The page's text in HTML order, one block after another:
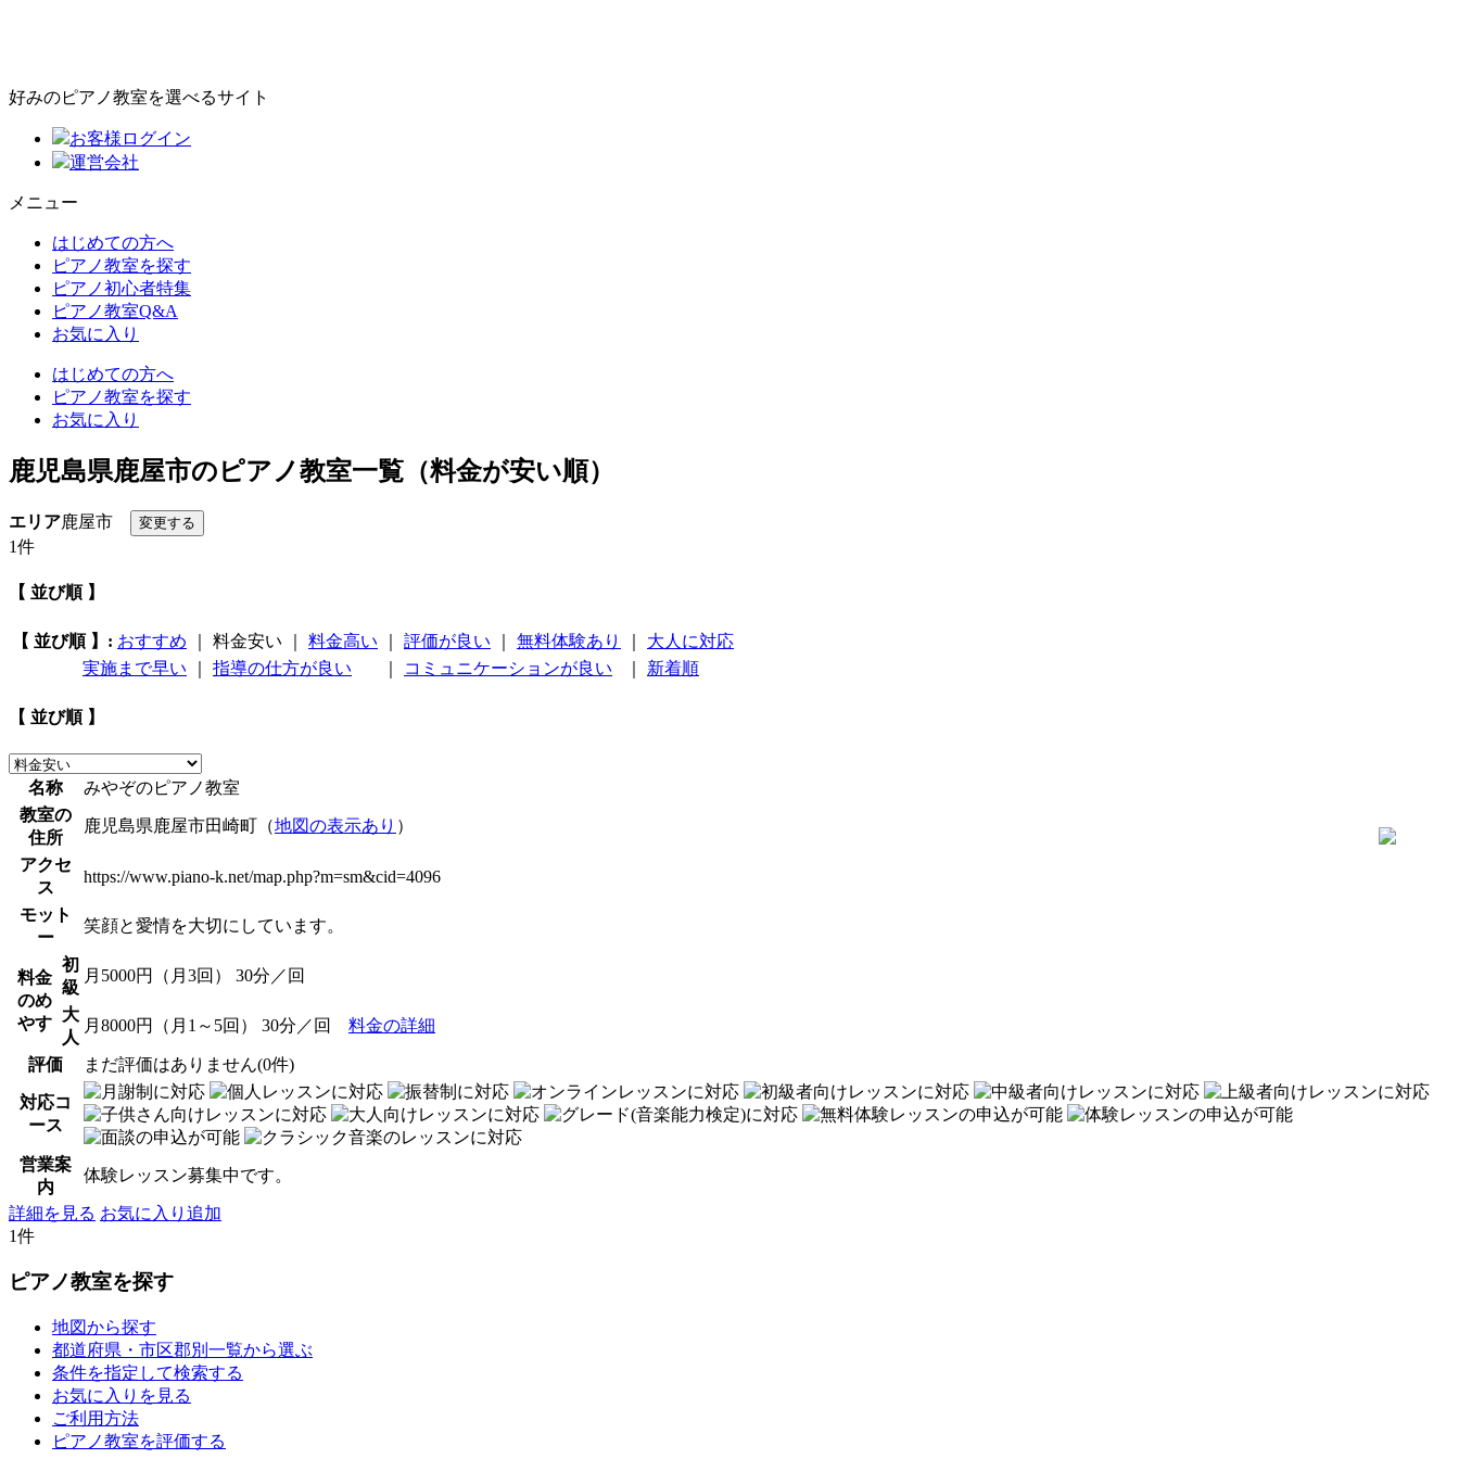
好みのピアノ教室を選べるサイト
お客様ログイン
運営会社
メニュー
はじめての方へ
ピアノ教室を探す
ピアノ初心者特集
ピアノ教室Q&A
お気に入り
はじめての方へ
ピアノ教室を探す
お気に入り
鹿児島県鹿屋市のピアノ教室一覧（料金が安い順）
エリア鹿屋市
1件
【 並び順 】
【 並び順 】: おすすめ 料金安い 料金高い 評価が良い 無料体験あり
大人に対応
実施まで早い
指導の仕方が良い コミュニケーションが良い 新着順
【 並び順 】
名称
みやぞのピアノ教室
教室の
住所
鹿児島県鹿屋市田崎町（地図の表示あり ）
アクセ
ス
https://www.piano-k.net/map.php?m=sm&cid=4096
モット
ー
笑顔と愛情を大切にしています。
料金
のめ
やす
初
級
月5000円（月3回） 30分／回
大
人
月8000円（月1～5回） 30分／回 料金の詳細
評価 まだ評価はありません(0件)
対応コ
ース
営業案
内
体験レッスン募集中です。
詳細を見る お気に入り追加
1件
ピアノ教室を探す
地図から探す
都道府県・市区郡別一覧から選ぶ
条件を指定して検索する
お気に入りを見る
ご利用方法
ピアノ教室を評価する